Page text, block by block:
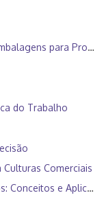
para Produtos Agrícolas
do Trabalho
Comerciais
Aplicações na Agricultura